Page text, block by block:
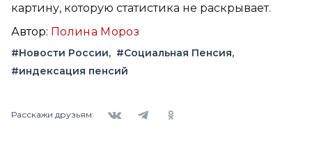
картину, которую статистика не раскрывает.
Автор: Полина Мороз
#Новости России
#Социальная Пенсия
#индексация пенсий
Расскажи друзьям: